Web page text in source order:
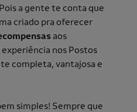
a gente te conta que
criado pra oferecer
aos
nos Postos
completa, vantajosa e
simples! Sempre que